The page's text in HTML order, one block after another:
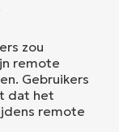
zou
remote
Gebruikers
dat het
remote